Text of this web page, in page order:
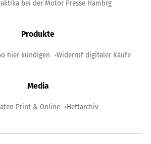
bei der Motor Presse Hambrg
Produkte
hier kündigen Widerruf digitaler Käufe
Media
Print & Online Heftarchiv